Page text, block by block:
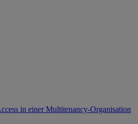
in einer Multitenancy-Organisation